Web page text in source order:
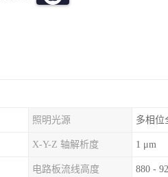
照明光源 多相位
X-Y-Z 轴解析度 1 μm
电路板流线高度 880 -